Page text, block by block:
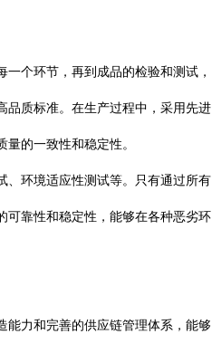
个环节，再到成品的检验和测试，
品质标准。在生产过程中，采用先进
的一致性和稳定性。
环境适应性测试等。只有通过所有
可靠性和稳定性，能够在各种恶劣环
力和完善的供应链管理体系，能够